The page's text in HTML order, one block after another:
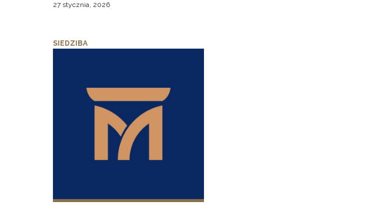
27 stycznia, 2026
SIEDZIBA